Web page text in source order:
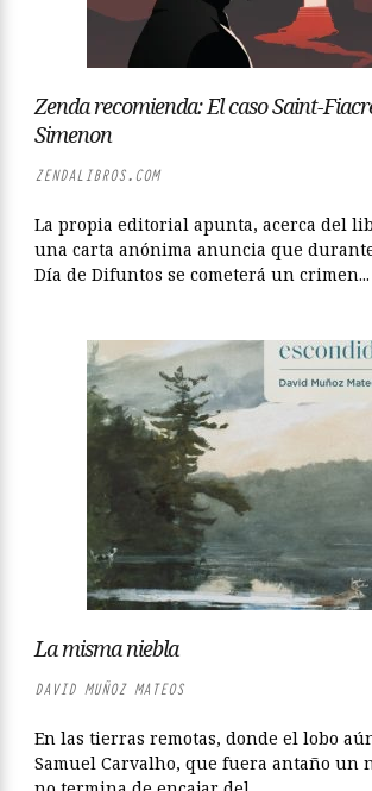
Zenda recomienda: El caso Saint-
Simenon
ZENDALIBROS.COM
La propia editorial apunta, acerca del
una carta anónima anuncia que
Día de Difuntos se cometerá un crimen...
La misma niebla
DAVID MUÑOZ MATEOS
En las tierras remotas, donde el lobo
Samuel Carvalho, que fuera antaño un